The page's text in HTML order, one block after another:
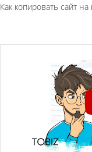
Как копировать сайт на